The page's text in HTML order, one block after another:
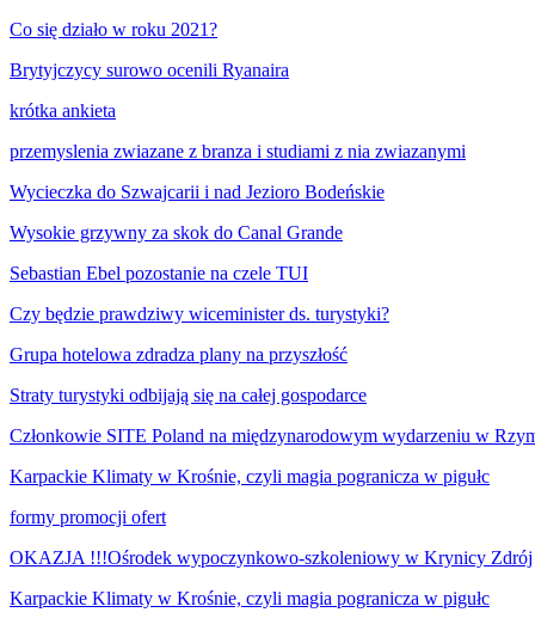
Co się działo w roku 2021?
Brytyjczycy surowo ocenili Ryanaira
krótka ankieta
przemyslenia zwiazane z branza i studiami z nia zwiazanymi
Wycieczka do Szwajcarii i nad Jezioro Bodeńskie
Wysokie grzywny za skok do Canal Grande
Sebastian Ebel pozostanie na czele TUI
Czy będzie prawdziwy wiceminister ds. turystyki?
Grupa hotelowa zdradza plany na przyszłość
Straty turystyki odbijają się na całej gospodarce
Członkowie SITE Poland na międzynarodowym wydarzeniu w
Karpackie Klimaty w Krośnie, czyli magia pogranicza w pigułc
formy promocji ofert
OKAZJA !!!Ośrodek wypoczynkowo-szkoleniowy w Krynicy Zdrój
Karpackie Klimaty w Krośnie, czyli magia pogranicza w pigułc